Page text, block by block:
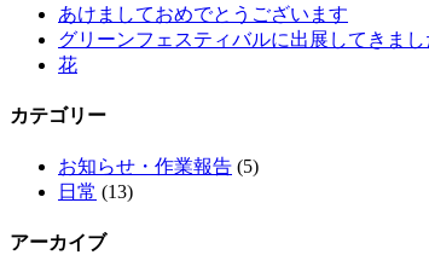
あけましておめでとうございます
グリーンフェスティバルに出展してきまし
花
カテゴリー
お知らせ・作業報告 (5)
日常 (13)
アーカイブ